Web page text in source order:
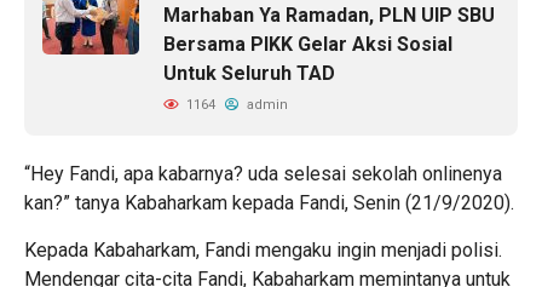
Marhaban Ya Ramadan, PLN UIP SBU
Bersama PIKK Gelar Aksi Sosial
Untuk Seluruh TAD
1164 admin
“Hey Fandi, apa kabarnya? uda selesai sekolah onlinenya
kan?” tanya Kabaharkam kepada Fandi, Senin (21/9/2020).
Kepada Kabaharkam, Fandi mengaku ingin menjadi polisi.
Mendengar cita-cita Fandi, Kabaharkam memintanya untuk